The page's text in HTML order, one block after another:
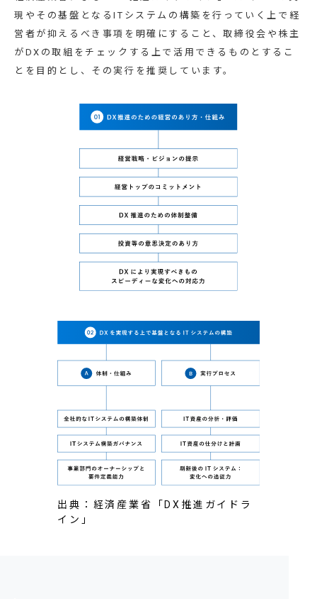
現やその基盤となるITシステムの構築を行っていく上で経
営者が抑えるべき事項を明確にすること、取締役会や株主
がDXの取組をチェックする上で活用できるものとするこ
とを目的とし、その実行を推奨しています。
出典：経済産業省「DX推進ガイドラ
イン」